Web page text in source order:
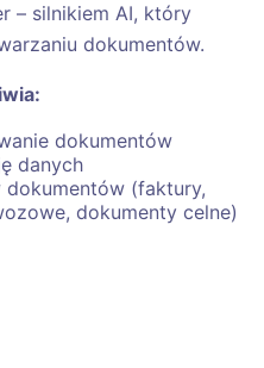
– silnikiem AI, który
dokumentów.
dokumentów
danych
dokumentów (faktury,
dokumenty celne)